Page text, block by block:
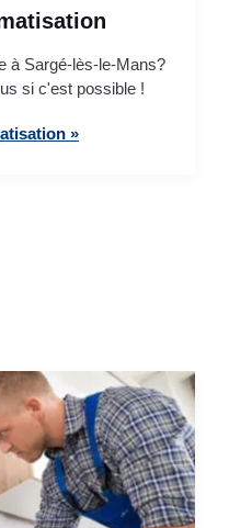
à Sargé-lès-le-Mans?
si c'est possible !
»